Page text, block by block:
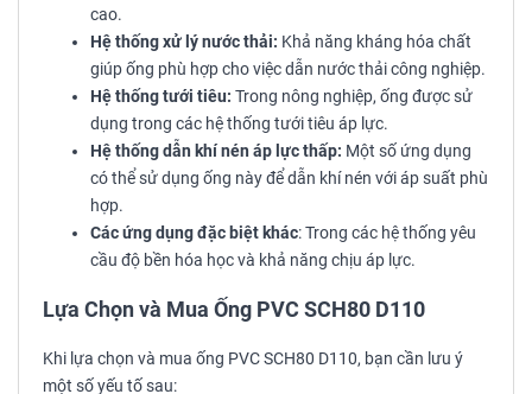
cao.
Hệ thống xử lý nước thải: Khả năng kháng hóa chất
giúp ống phù hợp cho việc dẫn nước thải công nghiệp.
Hệ thống tưới tiêu: Trong nông nghiệp, ống được sử
dụng trong các hệ thống tưới tiêu áp lực.
Hệ thống dẫn khí nén áp lực thấp: Một số ứng dụng
có thể sử dụng ống này để dẫn khí nén với áp suất phù
hợp.
Các ứng dụng đặc biệt khác: Trong các hệ thống yêu
cầu độ bền hóa học và khả năng chịu áp lực.
Lựa Chọn và Mua Ống PVC SCH80 D110
Khi lựa chọn và mua ống PVC SCH80 D110, bạn cần lưu ý
một số yếu tố sau: